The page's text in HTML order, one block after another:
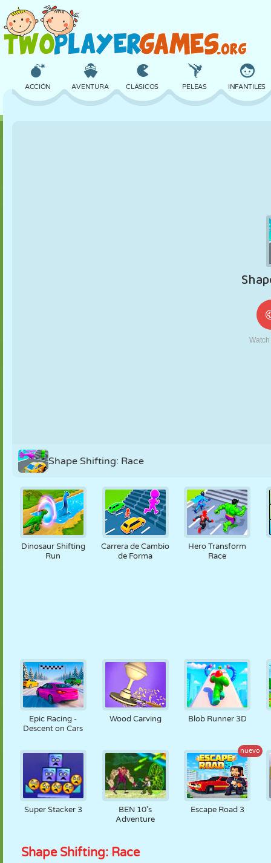
ACCIÓN AVENTURA CLÁSICOS PELEAS INFANTILES
ROBOTS
Shape Shifting: Race
Dinosaur Shifting
Run
Carrera de Cambio
de Forma
Hero Transform
Race
Epic Racing -
Descent on Cars
Wood Carving Blob Runner 3D
Super Stacker 3
BEN 10's
Adventure
nuevo
Escape Road 3
Shape Shifting: Race